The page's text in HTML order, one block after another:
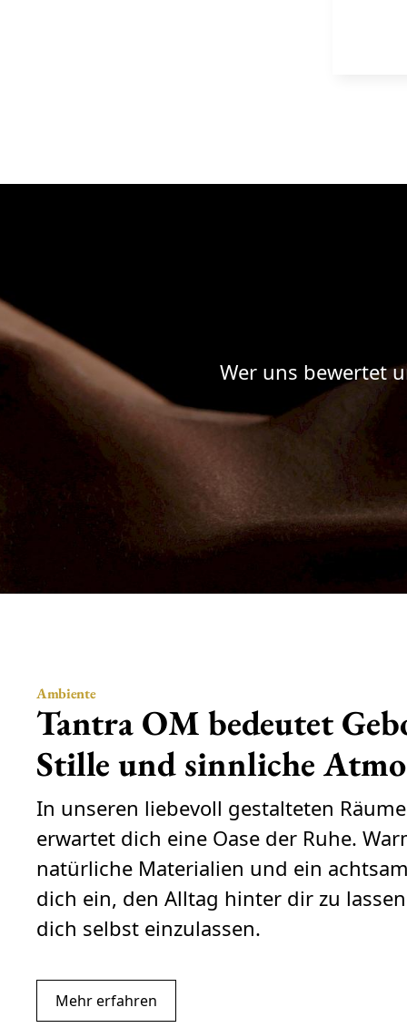
Wer uns bewertet
Ambiente
Tantra OM bedeutet
Stille und sinnliche
In unseren liebevoll gestalteten
erwartet dich eine Oase der Ruhe.
natürliche Materialien und ein
dich ein, den Alltag hinter dir zu
dich selbst einzulassen.
Mehr erfahren